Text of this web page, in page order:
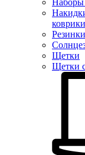
Наборы
Щетки
Щетки